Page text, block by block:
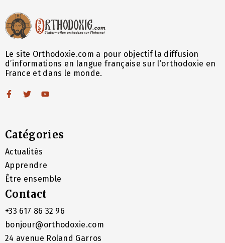
Le site Orthodoxie.com a pour objectif la diffusion
d’informations en langue française sur l’orthodoxie en
France et dans le monde.
Catégories
Actualités
Apprendre
Être ensemble
Contact
+33 617 86 32 96
bonjour@orthodoxie.com
24 avenue Roland Garros